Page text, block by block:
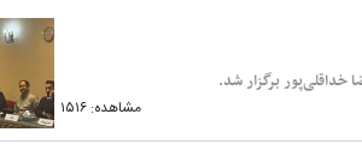
خداقلی‌پور برگزار شد.
مشاهده: ۱۵۱۶